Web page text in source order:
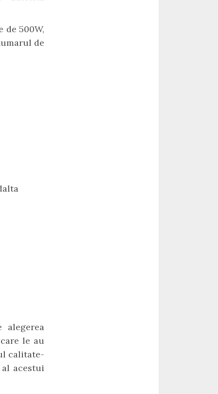
500W,
de
le au
calitate-
acestui